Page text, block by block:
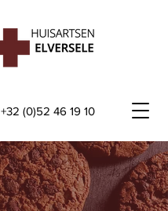
+32 (0)52 46 19 10